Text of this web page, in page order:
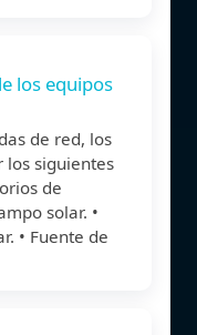
los equipos
de red, los
los siguientes
de
solar. •
• Fuente de